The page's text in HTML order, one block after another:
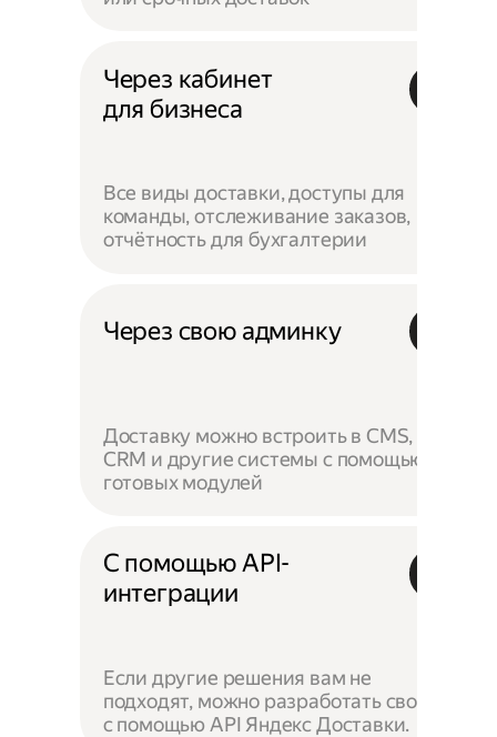
Через кабинет
для бизнеса
Все виды доставки, доступы для
команды, отслеживание заказов,
отчётность для бухгалтерии
Через свою админку
Доставку можно встроить в CMS,
CRM и другие системы с помощью
готовых модулей
С помощью API-
интеграции
Если другие решения вам не
подходят, можно разработать своё —
с помощью API Яндекс Доставки.